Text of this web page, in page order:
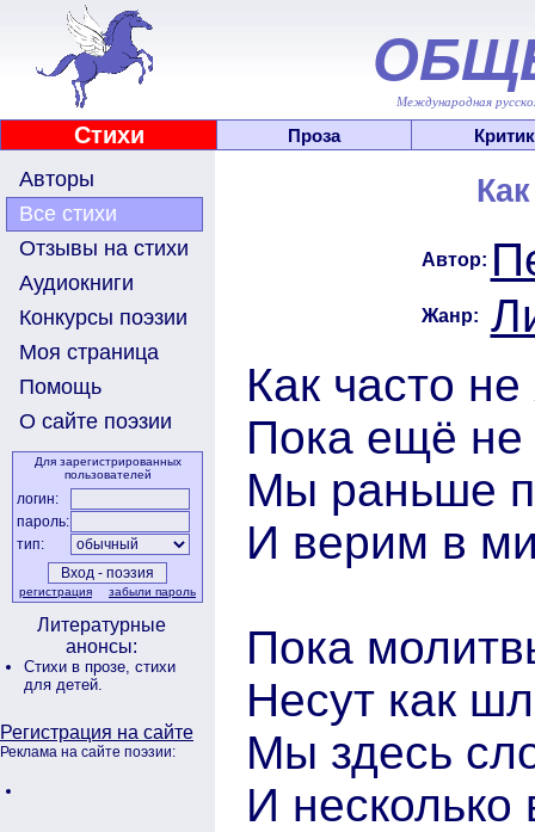
Международная
Стихи Проза
Авторы
Все стихи
Отзывы на стихи
Аудиокниги
Конкурсы поэзии
Моя страница
Помощь
О сайте поэзии
Для зарегистрированных
пользователей
логин:
пароль:
тип:
регистрация забыли пароль
Литературные
анонсы:
Стихи в прозе, стихи
для детей.
Регистрация на сайте
Реклама на сайте поэзии:
Автор:
Жанр:
Как часто
Пока ещё
Мы раньше
И верим в
Пока
Несут как
Мы здесь
И несколько